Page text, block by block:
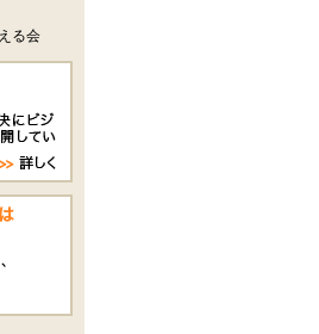
る会